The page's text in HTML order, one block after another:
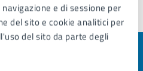
e di sessione per
del sito e cookie analitici per
del sito da parte degli
2026, 22:48